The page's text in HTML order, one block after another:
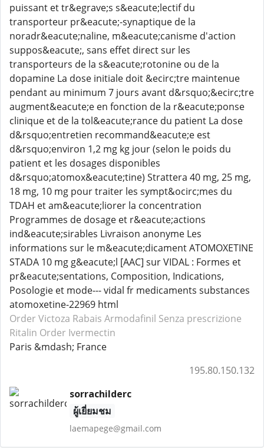
puissant et tr&egrave;s s&eacute;lectif du
transporteur pr&eacute;-synaptique de la
noradr&eacute;naline, m&eacute;canisme d'action
suppos&eacute;, sans effet direct sur les
transporteurs de la s&eacute;rotonine ou de la
dopamine La dose initiale doit &ecirc;tre maintenue
pendant au minimum 7 jours avant d&rsquo;&ecirc;tre
augment&eacute;e en fonction de la r&eacute;ponse
clinique et de la tol&eacute;rance du patient La dose
d&rsquo;entretien recommand&eacute;e est
d&rsquo;environ 1,2 mg kg jour (selon le poids du
patient et les dosages disponibles
d&rsquo;atomox&eacute;tine) Strattera 40 mg, 25 mg,
18 mg, 10 mg pour traiter les sympt&ocirc;mes du
TDAH et am&eacute;liorer la concentration
Programmes de dosage et r&eacute;actions
ind&eacute;sirables Livraison anonyme Les
informations sur le m&eacute;dicament ATOMOXETINE
STADA 10 mg g&eacute;l [AAC] sur VIDAL : Formes et
pr&eacute;sentations, Composition, Indications,
Posologie et mode--- vidal fr medicaments substances
atomoxetine-22969 html
Order Victoza Rabais Armodafinil Senza prescrizione
Ritalin Order Ivermectin
Paris &mdash; France
195.80.150.132
sorrachilderc
ผู้เยี่ยมชม
laemapege@gmail.com